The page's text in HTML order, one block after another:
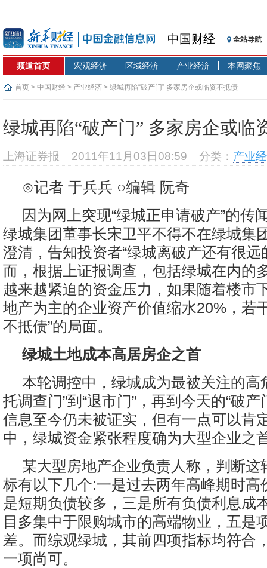
中国财经 全站导航
频道首页 宏观经济 区域经济 产业经济 本网聚焦
首页 > 中国财经 > 产业经济 > 绿城再陷“破产门” 多家房企或临资不抵债
绿城再陷“破产门” 多家房企或临
上海证券报 2011年11月03日08:59 分类： 产业
⊙记者 于兵兵 ○编辑 阮奇
因为网上突现“绿城正申请破产”的传
绿城集团董事长宋卫平不得不在绿城集
澄清，告知投资者“绿城离破产还有很远
而，根据上证报调查，包括绿城在内的
越来越紧迫的资金压力，如果随着楼市
地产为主的企业资产价值缩水20%，若
不抵债”的局面。
绿城土地成本高居房企之首
本轮调控中，绿城成为最被关注的高
托调查门”到“退市门”，再到今天的“破产
信息至今仍未被证实，但有一点可以肯
中，绿城资金紧张程度确为大型企业之
某大型房地产企业负责人称，判断这
标有以下几个:一是过去两年高峰期时高
是短期负债较多，三是所有负债利息成
目多集中于限购城市的高端物业，五是
差。而综观绿城，其前四项指标均符合
一项尚可。